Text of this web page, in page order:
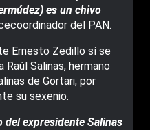
es un chivo
del PAN.
Ernesto Zedillo sí se
Salinas, hermano
de Gortari, por
su sexenio.
del expresidente Salinas